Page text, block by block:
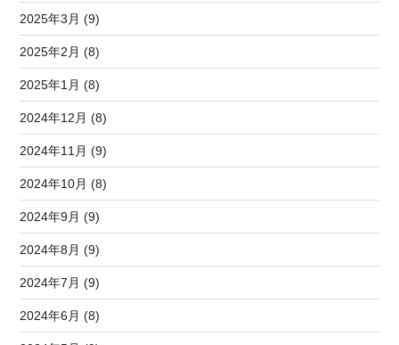
2025年3月 (9)
2025年2月 (8)
2025年1月 (8)
2024年12月 (8)
2024年11月 (9)
2024年10月 (8)
2024年9月 (9)
2024年8月 (9)
2024年7月 (9)
2024年6月 (8)